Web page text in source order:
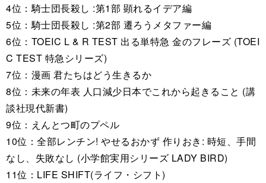
4位：騎士団長殺し :第1部 顕れるイデア編
5位：騎士団長殺し :第2部 遷ろうメタファー編
6位：TOEIC L & R TEST 出る単特急 金のフレーズ (TOEI
C TEST 特急シリーズ)
7位：漫画 君たちはどう生きるか
8位：未来の年表 人口減少日本でこれから起きること (講
談社現代新書)
9位：えんとつ町のプペル
10位：全部レンチン! やせるおかず 作りおき: 時短、手間
なし、失敗なし (小学館実用シリーズ LADY BIRD)
11位：LIFE SHIFT(ライフ・シフト)